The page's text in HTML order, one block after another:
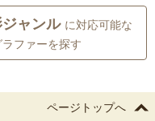
ャンル に対応可能な
ファーを探す
ページトップへ